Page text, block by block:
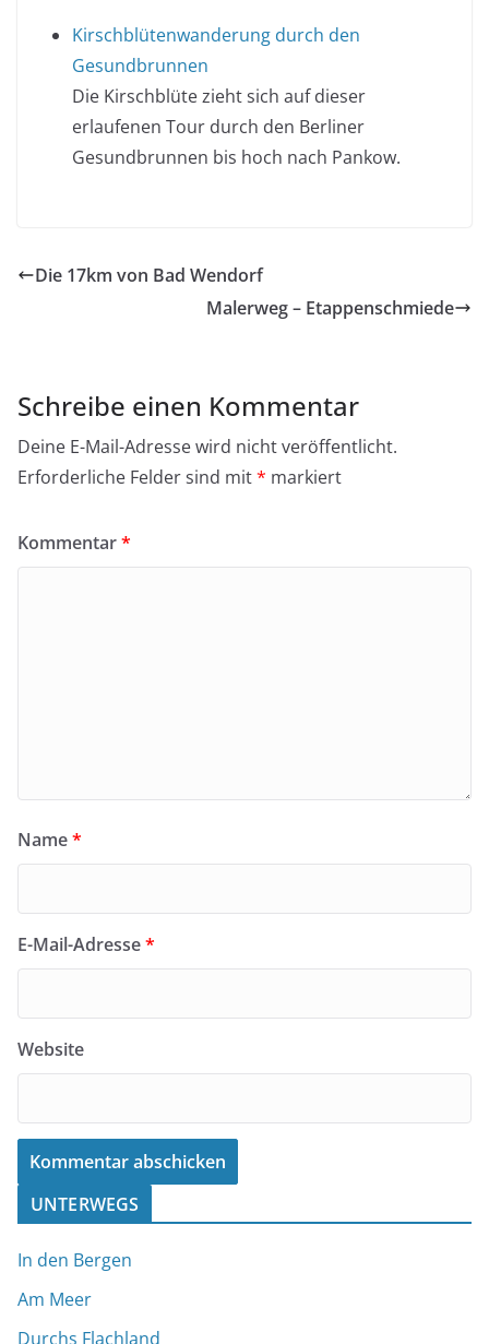
Kirschblütenwanderung durch den
Gesundbrunnen
Die Kirschblüte zieht sich auf dieser
erlaufenen Tour durch den Berliner
Gesundbrunnen bis hoch nach Pankow.
Die 17km von Bad Wendorf
Malerweg – Etappenschmiede
Schreibe einen Kommentar
Deine E-Mail-Adresse wird nicht veröffentlicht.
Erforderliche Felder sind mit* markiert
Kommentar*
Name*
E-Mail-Adresse*
Website
l
t
e
UNTERWEGS
In den Bergen
Am Meer
Durchs Flachland